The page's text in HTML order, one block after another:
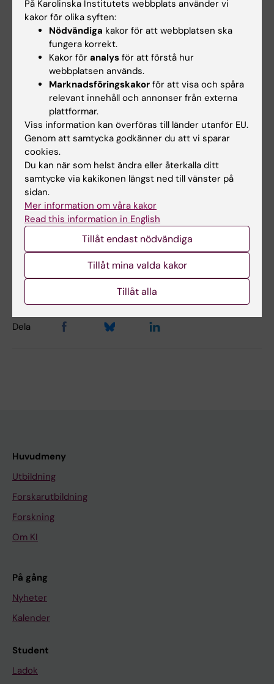
Doktorand
E-post:
albin.isaksson@ki.se
Projektet finansieras av:
Forte - Forskningsrådet för hälsa arbetsliv och
välfärd
Hade du nytta av informationen på denna sida?
Yes
No
Hanna Mulder
Sidan uppdaterad:2026-06-25
Dela
Huvudmeny
Utbildning
Forskarutbildning
Forskning
Om KI
På gång
Nyheter
Kalender
Student
Ladok
På Karolinska Institutets webbplats använder vi
kakor för olika syften:
Nödvändiga kakor för att webbplatsen ska
fungera korrekt.
Kakor för analys för att förstå hur
webbplatsen används.
Marknadsföringskakor för att visa och spåra
relevant innehåll och annonser från externa
plattformar.
Viss information kan överföras till länder utanför EU.
Genom att samtycka godkänner du att vi sparar
cookies.
Du kan när som helst ändra eller återkalla ditt
samtycke via kakikonen längst ned till vänster på
sidan.
Mer information om våra kakor
Read this information in English
Tillåt endast nödvändiga
Tillåt mina valda kakor
Tillåt alla